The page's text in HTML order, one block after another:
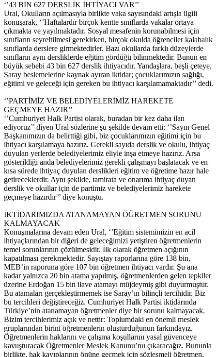
‘’43 BİN 627 DERSLİK İHTİYACI VAR’’
Ural, Okulların açılmasıyla birlikte vaka sayısındaki artışla ilgili
konuşarak, ‘’Haftalardır birçok kentte sınıflarda vakalar ortaya
çıkmakta ve yayılmaktadır. Sosyal mesafenin korunabilmesi için
sınıfların seyreltilmesi gerekirken, birçok okulda öğrenciler kalabalık
sınıflarda derslere girmektedirler. Bazı okullarda farklı düzeylerde
sınıfların aynı dersliklerde eğitim gördüğü bilinmektedir. Bunun en
büyük sebebi 43 bin 627 derslik ihtiyacıdır. Yandaşlara, beşli çeteye,
Saray beslemelerine kaynak ayıran iktidar; çocuklarımızın sağlığı,
eğitimi ve geleceği için gereken bu ihtiyacı karşılamamaktadır’’ dedi.
‘’PARTİMİZ VE BELEDİYELERİMİZ HAREKETE
GEÇMEYE HAZIR’’
‘’Cumhuriyet Halk Partisi olarak, buradan bir kez daha ilan
ediyoruz’’ diyen Ural sözlerine şu şekilde devam etti; ‘’Sayın Genel
Başkanımızın da belirttiği gibi, biz çocuklarımızın eğitimi için bu
ihtiyacı karşılamaya hazırız. Gerekli sayıda derslik ve okulu, ihtiyaç
duyulan yerlerde belediyelerimiz eliyle inşa etmeye hazırız. Arsa
gösterildiği anda belediyelerimiz gerekli çalışmayı başlatacak ve en
kısa sürede ihtiyaç duyulan derslikleri eğitim ve öğretime hazır hale
getireceklerdir. Aynı şekilde, tamirata ve onarıma ihtiyaç duyan
derslik ve okullar için de partimiz ve belediyelerimiz harekete
geçmeye hazırdır’’ diye konuştu.
İKTİDARIMIZDA ATANAMAYAN ÖĞRETMEN SORUNU
KALMAYACAK
Konuşmalarına devam eden Ural, ‘’Eğitim sistemimizin en acil
ihtiyaçlarından bir diğeri de geleceğimizi yetiştiren öğretmenlerin
temel sorunlarının çözülmesidir. İlk olarak öğretmen açığının
kapatılması gerekmektedir. Sayıştay raporlarına göre 138 bin,
MEB’in raporuna göre 107 bin öğretmen ihtiyacı vardır. Şu ana
kadar yalnızca 20 bin atama yapılmış, öğretmenlerden gelen tepkiler
üzerine Erdoğan 15 bin ilave atamayı müjdeymiş gibi duyurmuştur.
Bu atamaları gerçekleştirmemek ise Saray’ın bilinçli tercihidir. Biz
bu tercihleri değiştireceğiz. Cumhuriyet Halk Partisi iktidarında
Türkiye’nin atanamayan öğretmenler diye bir sorunu kalmayacak.
Bizim tercihlerimiz açık ve nettir: Toplumdaki en önemli meslek
gruplarından birini öğretmenlerin oluşturduğunun farkındayız.
Öğretmenlerin haklarını ve çalışma koşullarını yasal güvenceye
kavuşturacak Öğretmenler Meslek Kanunu’nu çıkaracağız. Bununla
birlikte, hak kayıplarının önüne geçmek için sözleşmeli öğretmen,